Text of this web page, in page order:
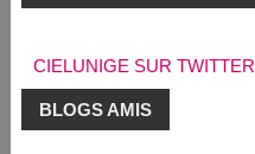
CIELUNIGE SUR TWITTER
BLOGS AMIS